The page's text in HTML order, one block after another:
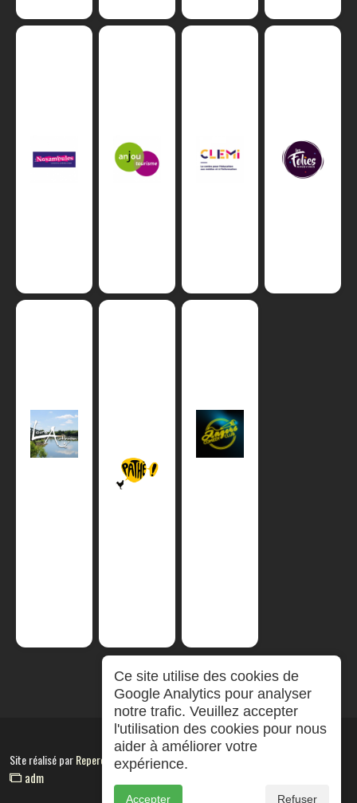
Site réalisé parRepereCom
adm
Ce site utilise des cookies de
Google Analytics pour analyser
notre trafic. Veuillez accepter
l'utilisation des cookies pour nous
aider à améliorer votre
expérience.
Accepter Refuser